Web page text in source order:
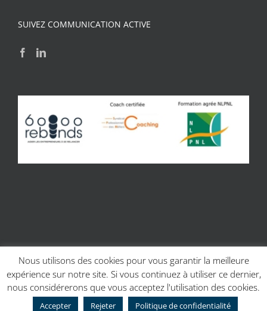
SUIVEZ COMMUNICATION ACTIVE
© Copyright 2017 | Site réalisé parCharline Budor - Création site
internet Caen| Création graphiqueCréation graphique - Couleur
Scribe
Nous utilisons des cookies pour vous garantir la meilleure
expérience sur notre site. Si vous continuez à utiliser ce dernier,
nous considérerons que vous acceptez l'utilisation des cookies.
Accepter Rejeter Politique de confidentialité